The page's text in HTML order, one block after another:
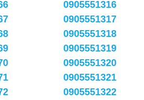
0905551316
0905551317
0905551318
0905551319
0905551320
0905551321
0905551322